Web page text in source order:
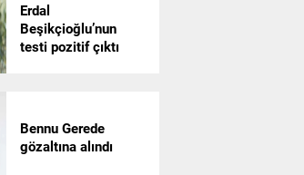
Erdal
Beşikçioğlu’nun
testi pozitif çıktı
Bennu Gerede
gözaltına alındı